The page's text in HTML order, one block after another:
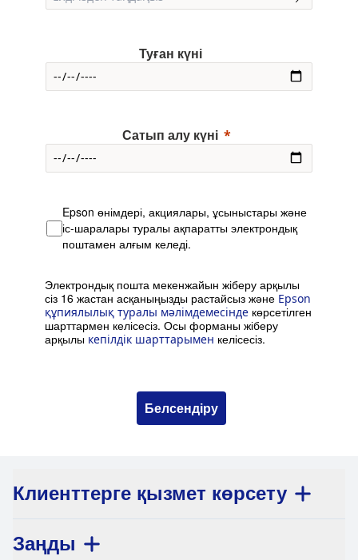
Туған күні
Сатып алу күні
Epson өнімдері, акциялары, ұсыныстары және
іс-шаралары туралы ақпаратты электрондық
поштамен алғым келеді.
Электрондық пошта мекенжайын жіберу арқылы
сіз 16 жастан асқаныңызды растайсыз және Epson
құпиялылық туралы мәлімдемесінде көрсетілген
шарттармен келісесіз. Осы форманы жіберу
арқылы кепілдік шарттарымен келісесіз.
Белсендіру
Клиенттерге қызмет көрсету
Заңды